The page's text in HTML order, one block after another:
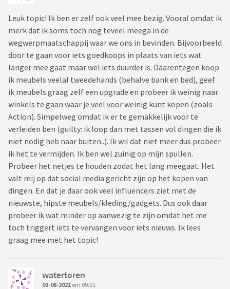
Leuk topic! Ik ben er zelf ook veel mee bezig. Vooral omdat ik
merk dat ik soms toch nog teveel meega in de
wegwerpmaatschappij waar we ons in bevinden. Bijvoorbeeld
door te gaan voor iets goedkoops in plaats van iets wat
langer mee gaat maar wel iets duurder is. Daarentegen koop
ik meubels veelal tweedehands (behalve bank en bed), geef
ik meubels graag zelf een upgrade en probeer ik weinig naar
winkels te gaan waar je veel voor weinig kunt kopen (zoals
Action). Simpelweg omdat ik er te gemakkelijk voor te
verleiden ben (guilty: ik loop dan met tassen vol dingen die ik
niet nodig heb naar buiten..). Ik wil dat niet meer dus probeer
ik het te vermijden. Ik ben wel zuinig op mijn spullen.
Probeer het netjes te houden zodat het lang meegaat. Het
valt mij op dat social media gericht zijn op het kopen van
dingen. En dat je daar ook veel influencers ziet met de
nieuwste, hipste meubels/kleding/gadgets. Dus ook daar
probeer ik wat minder op aanwezig te zijn omdat het me
toch triggert iets te vervangen voor iets nieuws. Ik lees
graag mee met het topic!
watertoren
02-08-2021 om 09:01